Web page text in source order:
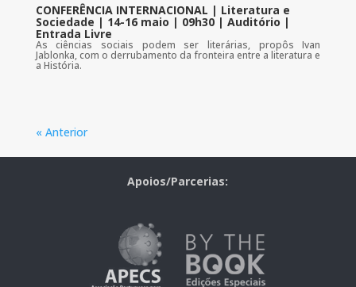
CONFERÊNCIA INTERNACIONAL | Literatura e
Sociedade | 14-16 maio | 09h30 | Auditório |
Entrada Livre
As ciências sociais podem ser literárias, propôs Ivan
Jablonka, com o derrubamento da fronteira entre a literatura e
a História.
« Anterior
Apoios/Parcerias: